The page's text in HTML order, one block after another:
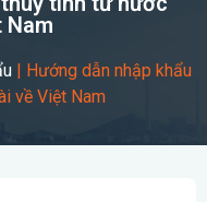
Nam
| Hướng dẫn nhập khẩu
về Việt Nam